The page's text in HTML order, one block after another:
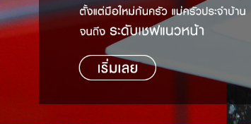
เปรียบเทียบหน่วยการตวง
เปรียบเทียบอุณหภูมิ
เปรียบเทียบน้ำหนักวัตถุดิบ
ชั่งตวงเนย
สร้าง Cookbook